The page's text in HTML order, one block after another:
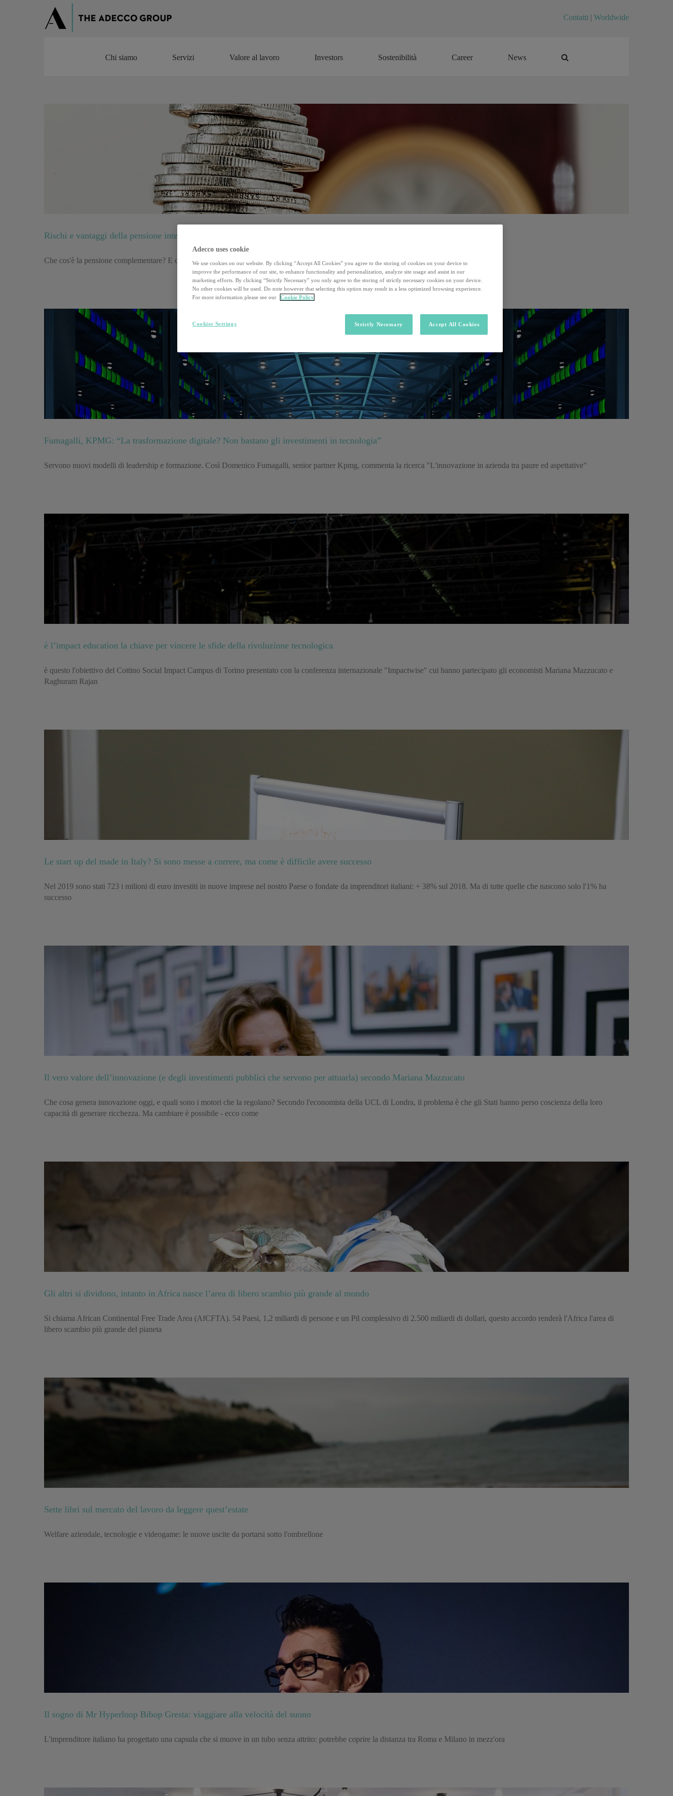
Chi siamo Contatti | Worldwide
Chi siamo Servizi Valore al lavoro Investors Sostenibilità Career News
Rischi e vantaggi della pensione integrativa: tutto quello che devi sapere se vuoi aprire un fondo
Che cos'è la pensione complementare? E conviene davvero? Per investire bisogna conoscere bene costi e pericoli
Fumagalli, KPMG: “La trasformazione digitale? Non bastano gli investimenti in tecnologia”
Servono nuovi modelli di leadership e formazione. Così Domenico Fumagalli, senior partner Kpmg, commenta la ricerca "L'innovazione in azienda tra paure ed aspettative"
è l’impact education la chiave per vincere le sfide della rivoluzione tecnologica
è questo l'obiettivo del Cottino Social Impact Campus di Torino presentato con la conferenza internazionale "Impactwise" cui hanno partecipato gli economisti Mariana Mazzucato e
Raghuram Rajan
Le start up del made in Italy? Si sono messe a correre, ma come è difficile avere successo
Nel 2019 sono stati 723 i milioni di euro investiti in nuove imprese nel nostro Paese o fondate da imprenditori italiani: + 38% sul 2018. Ma di tutte quelle che nascono solo l'1% ha
successo
Il vero valore dell’innovazione (e degli investimenti pubblici che servono per attuarla) secondo Mariana Mazzucato
Che cosa genera innovazione oggi, e quali sono i motori che la regolano? Secondo l'economista della UCL di Londra, il problema è che gli Stati hanno perso coscienza della loro
capacità di generare ricchezza. Ma cambiare è possibile - ecco come
Gli altri si dividono, intanto in Africa nasce l’area di libero scambio più grande al mondo
Si chiama African Continental Free Trade Area (AfCFTA). 54 Paesi, 1,2 miliardi di persone e un Pil complessivo di 2.500 miliardi di dollari, questo accordo renderà l'Africa l'area di
libero scambio più grande del pianeta
Sette libri sul mercato del lavoro da leggere quest’estate
Welfare aziendale, tecnologie e videogame: le nuove uscite da portarsi sotto l'ombrellone
Il sogno di Mr Hyperloop Bibop Gresta: viaggiare alla velocità del suono
L'imprenditore italiano ha progettato una capsula che si muove in un tubo senza attrito: potrebbe coprire la distanza tra Roma e Milano in mezz'ora
Adecco uses cookie
We use cookies on our website. By clicking “Accept All Cookies” you agree to the storing of cookies on your device to
improve the performance of our site, to enhance functionality and personalization, analyze site usage and assist in our
marketing efforts. By clicking “Strictly Necessary” you only agree to the storing of strictly necessary cookies on your device.
No other cookies will be used. Do note however that selecting this option may result in a less optimized browsing experience.
For more information please see our
Cookie Policy
Strictly Necessary Accept All Cookies
Cookies Settings